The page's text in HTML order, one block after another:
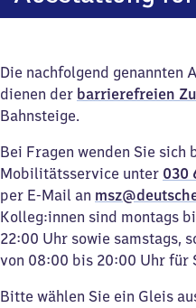
Die nachfolgend genannten
dienen der barrierefreien
Bahnsteige.
Bei Fragen wenden Sie sich
Mobilitätsservice unter 030
per E-Mail an
Kolleg:innen sind montags
22:00 Uhr sowie samstags,
von 08:00 bis 20:00 Uhr für
Bitte wählen Sie ein Gleis